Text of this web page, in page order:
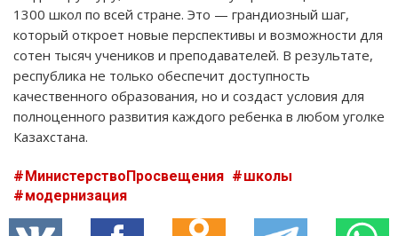
1300 школ по всей стране. Это — грандиозный шаг,
который откроет новые перспективы и возможности для
сотен тысяч учеников и преподавателей. В результате,
республика не только обеспечит доступность
качественного образования, но и создаст условия для
полноценного развития каждого ребенка в любом уголке
Казахстана.
МинистерствоПросвещения
школы
модернизация